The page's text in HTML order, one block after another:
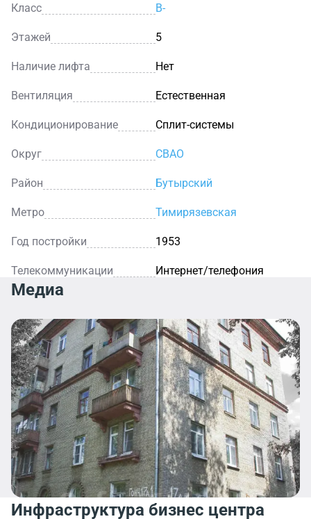
Класс B-
Этажей 5
Наличие лифта Нет
Вентиляция Естественная
Кондиционирование Сплит-системы
Округ СВАО
Район Бутырский
Метро Тимирязевская
Год постройки 1953
Телекоммуникации Интернет/телефония
Медиа
Инфраструктура бизнес центра